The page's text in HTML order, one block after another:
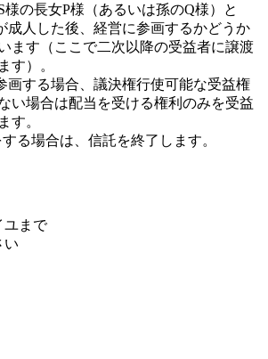
様の長女P様（あるいは孫のQ様）と
成人した後、経営に参画するかどうか
ます（ここで二次以降の受益者に譲渡
す）。
画する場合、議決権行使可能な受益権
い場合は配当を受ける権利のみを受益
す。
る場合は、信託を終了します。
ユまで
い